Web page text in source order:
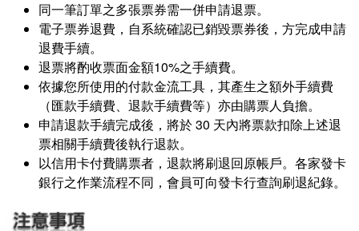
同一筆訂單之多張票券需一併申請退票。
電子票券退費，自系統確認已銷毀票券後，方完成申請
退費手續。
退票將酌收票面金額10%之手續費。
依據您所使用的付款金流工具，其產生之額外手續費
（匯款手續費、退款手續費等）亦由購票人負擔。
申請退款手續完成後，將於 30 天內將票款扣除上述退
票相關手續費後執行退款。
以信用卡付費購票者，退款將刷退回原帳戶。各家發卡
銀行之作業流程不同，會員可向發卡行查詢刷退紀錄。